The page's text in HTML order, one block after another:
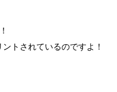
トされているのですよ！